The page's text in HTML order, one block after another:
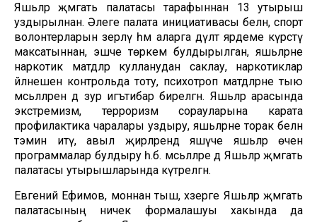
Яшьләр җәмәгать палатасы тарафыннан 13 утырыш
уздырылнан. Әлеге палата инициативасы белән, спорт
волонтерларын әзерләү һәм аларга дәүләт ярдеме күрсәтү
максатыннан, эшче төркем булдырылган, яшьләрне
наркотик матдәләр кулланудан саклау, наркотиклар
әйләнешен контрольда тоту, психотроп матдәләрне тыю
мәсьәләләренә дә зур игътибар бирелгән. Яшьләр арасында
экстремизм, терроризм сорауларына карата
профилактика чаралары уздыру, яшьләрне торак белән
тәэмин итү, авыл җирләрендә яшәүче яшьләр өчен
программалар булдыру һ.б. мәсьәләләре дә Яшьләр җәмәгать
палатасы утырышларында күтәрелгән.
Евгений Ефимов, моннан тыш, хәзерге Яшьләр җәмәгать
палатасының ничек формалашуы хакында да